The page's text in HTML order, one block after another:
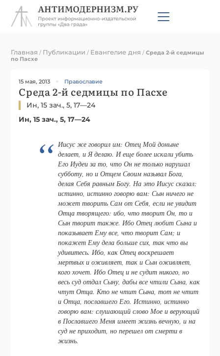
Главная / Публикации / Евангелие дня /Среда 2-й седмицы
по Пасхе
15 мая, 2013 Православие
Среда 2-й седмицы по Пасхе
Ин, 15 зач., 5, 17—24
Ин, 15 зач., 5, 17—24
Иисус же говорил им: Отец Мой доныне
делает, и Я делаю. И еще более искали убить
Его Иудеи за то, что Он не только нарушал
субботу, но и Отцем Своим называл Бога,
делая Себя равным Богу. На это Иисус сказал:
истинно, истинно говорю вам: Сын ничего не
может творить Сам от Себя, если не увидит
Отца творящего: ибо, что творит Он, то и
Сын творит также. Ибо Отец любит Сына и
показывает Ему все, что творит Сам; и
покажет Ему дела больше сих, так что вы
удивитесь. Ибо, как Отец воскрешает
мертвых и оживляет, так и Сын оживляет,
кого хочет. Ибо Отец и не судит никого, но
весь суд отдал Сыну, дабы все чтили Сына, как
чтут Отца. Кто не чтит Сына, тот не чтит
и Отца, пославшего Его. Истинно, истинно
говорю вам: слушающий слово Мое и верующий
в Пославшего Меня имеет жизнь вечную, и на
суд не приходит, но перешел от смерти в
жизнь.